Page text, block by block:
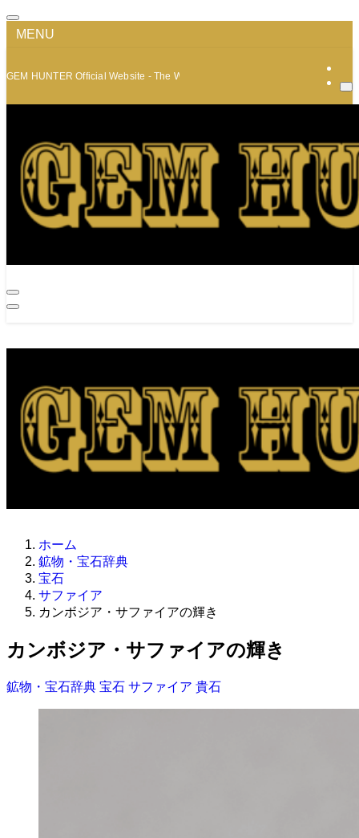
MENU
GEM HUNTER Official Website - The World of Minerals and Jewelry
ホーム
鉱物・宝石辞典
宝石
サファイア
カンボジア・サファイアの輝き
カンボジア・サファイアの輝き
鉱物・宝石辞典 宝石 サファイア 貴石